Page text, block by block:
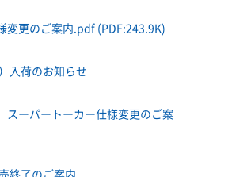
変更のご案内.pdf (PDF:243.9K)
入荷のお知らせ
スーパートーカー仕様変更のご案
終了のご案内